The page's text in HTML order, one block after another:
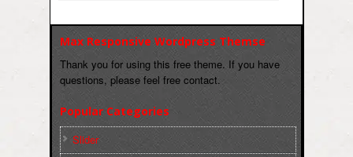
Max Responsive Wordpress Themse
Thank you for using this free theme. If you have
questions, please feel free contact.
Popular Categories
Slider